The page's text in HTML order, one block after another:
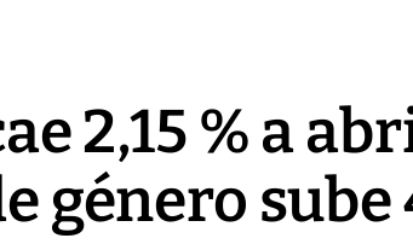
2,15 % a
género sube